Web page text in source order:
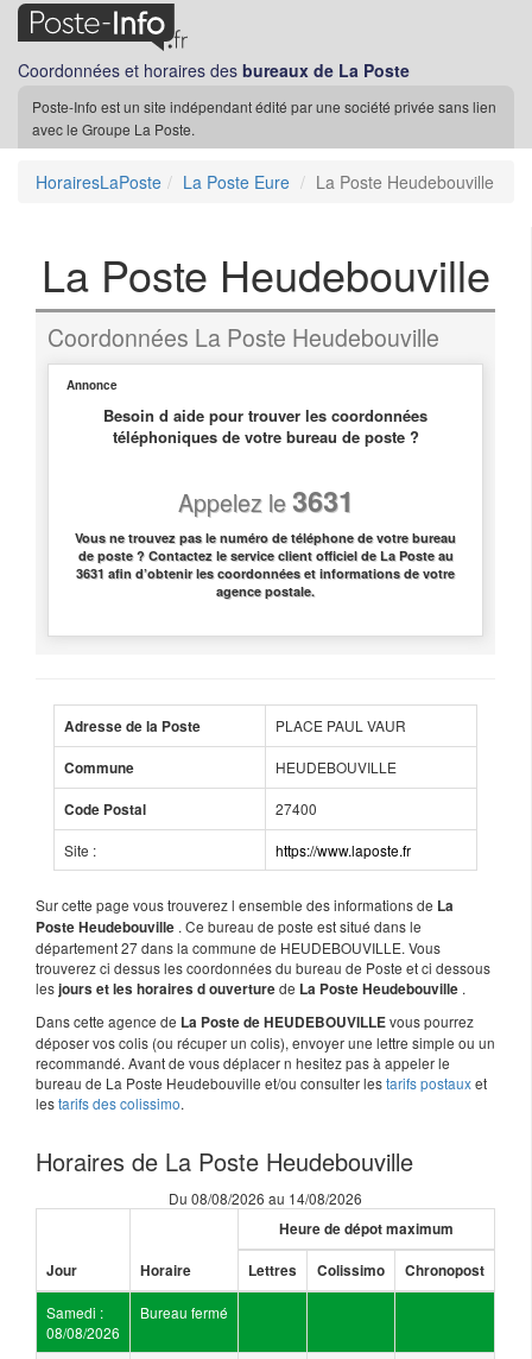
Coordonnées et horaires des bureaux de La Poste
Poste-Info est un site indépendant édité par une société privée sans lien
avec le Groupe La Poste.
HorairesLaPoste La Poste Eure La Poste Heudebouville
La Poste Heudebouville
Coordonnées La Poste Heudebouville
Annonce
Besoin d aide pour trouver les coordonnées
téléphoniques de votre bureau de poste ?
Appelez le3631
Vous ne trouvez pas le numéro de téléphone de votre bureau
de poste ? Contactez le service client officiel de La Poste au
3631 afin d’obtenir les coordonnées et informations de votre
agence postale.
Adresse de la Poste PLACE PAUL VAUR
Commune HEUDEBOUVILLE
Code Postal 27400
Site : https://www.laposte.fr
Sur cette page vous trouverez l ensemble des informations de La
Poste Heudebouville . Ce bureau de poste est situé dans le
département 27 dans la commune de HEUDEBOUVILLE. Vous
trouverez ci dessus les coordonnées du bureau de Poste et ci dessous
lesjours et les horaires d ouverturede La Poste Heudebouville .
Dans cette agence de La Poste de HEUDEBOUVILLEvous pourrez
déposer vos colis (ou récuper un colis), envoyer une lettre simple ou un
recommandé. Avant de vous déplacer n hesitez pas à appeler le
bureau de La Poste Heudebouville et/ou consulter lestarifs postauxet
lestarifs des colissimo.
Horaires de La Poste Heudebouville
Du 08/08/2026 au 14/08/2026
Jour Horaire
Heure de dépot maximum
Lettres Colissimo Chronopost
Samedi :
08/08/2026
Bureau fermé